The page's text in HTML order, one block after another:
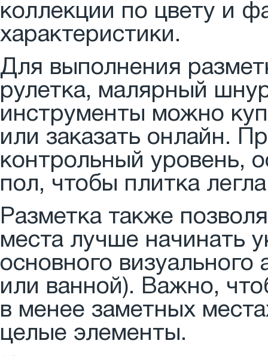
коллекции по цвету и
характеристики.
Для выполнения
рулетка, малярный
инструменты можно
или заказать онлайн.
контрольный уровень,
пол, чтобы плитка
Разметка также
места лучше начинать
основного
или ванной). Важно,
в менее заметных
целые элементы.